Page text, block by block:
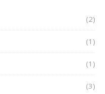
(2)
(1)
(1)
(3)